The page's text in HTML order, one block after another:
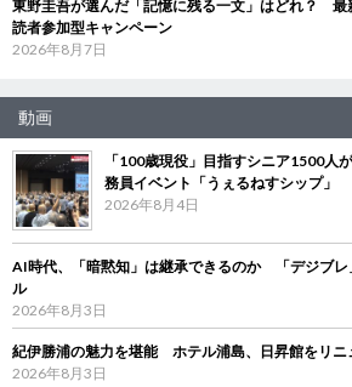
東野圭吾が選んだ「記憶に残る一文」はどれ？ 最
読者参加型キャンペーン
2026年8月7日
動画
「100歳現役」目指すシニア1500
務員イベント「うぇるねすシップ」
2026年8月4日
AI時代、「暗黙知」は継承できるのか 「デジブレ
ル
2026年8月3日
紀伊勝浦の魅力を堪能 ホテル浦島、日昇館をリニ
2026年8月3日